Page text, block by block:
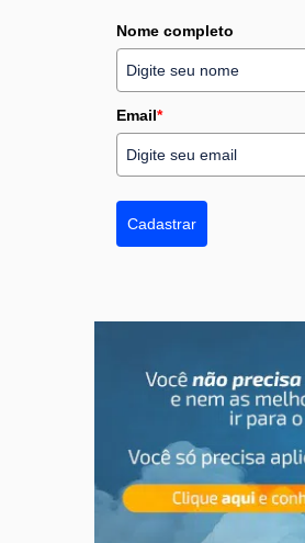
Nome completo
Email*
Cadastrar